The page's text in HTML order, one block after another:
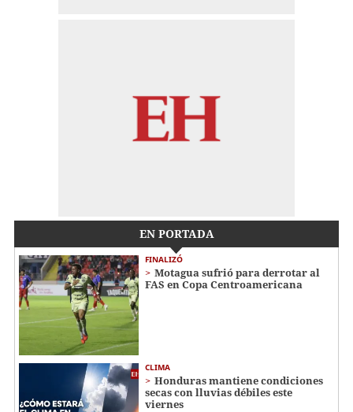
EN PORTADA
FINALIZÓ
Motagua sufrió para derrotar al
FAS en Copa Centroamericana
CLIMA
Honduras mantiene condiciones
secas con lluvias débiles este
viernes